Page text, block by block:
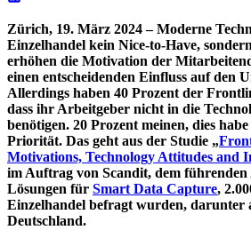
Zürich, 19. März 2024 – Moderne
Einzelhandel kein Nice-to-Have,
erhöhen die Motivation der
einen entscheidenden Einfluss auf den
Allerdings haben 40 Prozent der
dass ihr Arbeitgeber nicht in die
benötigen. 20 Prozent meinen, dies
Priorität. Das geht aus der Studie „
Motivations, Technology Attitudes and
im Auftrag von Scandit, dem
Lösungen für Smart Data Capture,
Einzelhandel befragt wurden, darunter
Deutschland.